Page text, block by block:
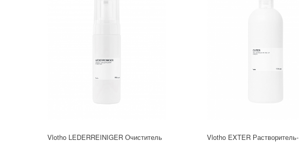
Vlotho LEDERREINIGER Очиститель
Vlotho EXTER Растворитель-